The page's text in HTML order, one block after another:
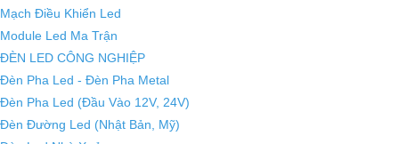
Mạch Điều Khiển Led
Module Led Ma Trận
ĐÈN LED CÔNG NGHIỆP
Đèn Pha Led - Đèn Pha Metal
Đèn Pha Led (Đầu Vào 12V, 24V)
Đèn Đường Led (Nhật Bản, Mỹ)